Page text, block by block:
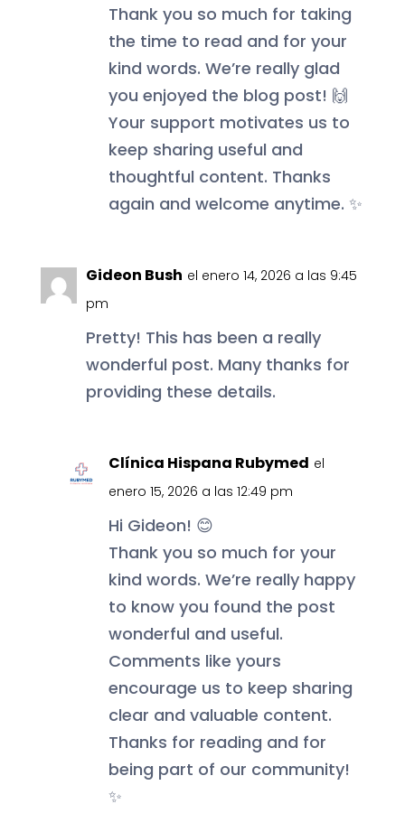
Thank you so much for taking
the time to read and for your
kind words. We’re really glad
you enjoyed the blog post! 🙌
Your support motivates us to
keep sharing useful and
thoughtful content. Thanks
again and welcome anytime. ✨
Gideon Bush el enero 14, 2026 a las 9:45
pm
Pretty! This has been a really
wonderful post. Many thanks for
providing these details.
Clínica Hispana Rubymed el
enero 15, 2026 a las 12:49 pm
Hi Gideon! 😊
Thank you so much for your
kind words. We’re really happy
to know you found the post
wonderful and useful.
Comments like yours
encourage us to keep sharing
clear and valuable content.
Thanks for reading and for
being part of our community!
✨